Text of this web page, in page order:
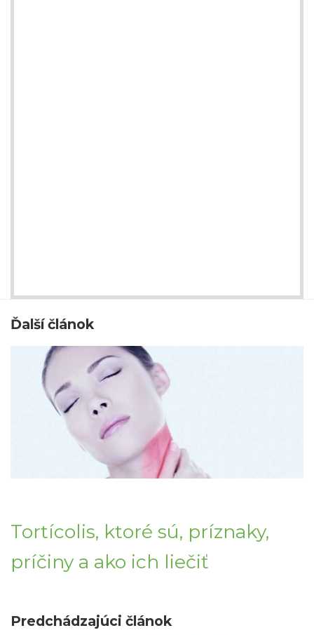
Ďalší článok
Tortícolis, ktoré sú, príznaky,
príčiny a ako ich liečiť
Predchádzajúci článok